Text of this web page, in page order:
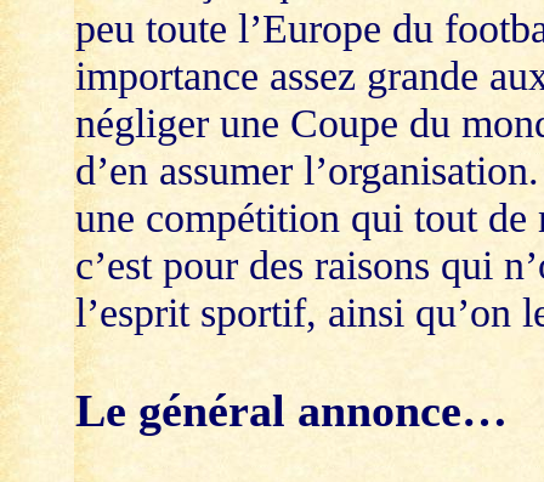
peu toute l’Europe du
importance assez grande
négliger une Coupe du
d’en assumer
une compétition qui tout de
c’est pour des raisons qui
l’esprit sportif, ainsi qu’on
Le général annonce…